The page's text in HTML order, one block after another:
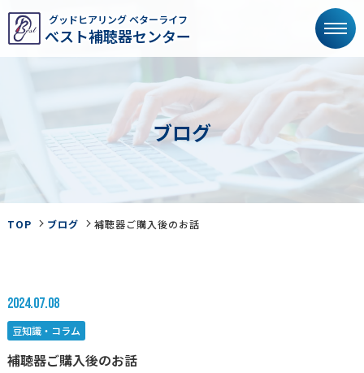
グッドヒアリング ベターライフ
べスト補聴器センター
ブログ
TOP ブログ 補聴器ご購入後のお話
2024.07.08
豆知識・コラム
補聴器ご購入後のお話